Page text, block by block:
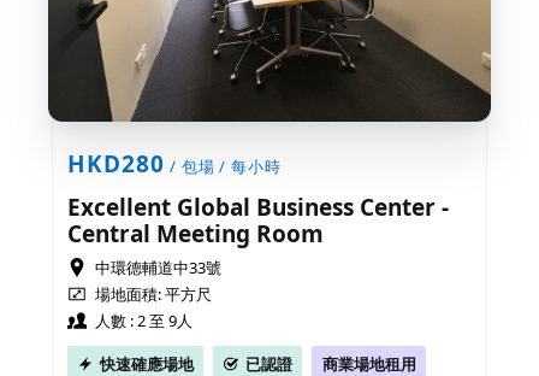
HKD280 / 包場 / 每小時
Excellent Global Business Center -
Central Meeting Room
中環德輔道中33號
場地面積: 平方尺
人數 : 2 至 9人
快速確應場地
已認證 商業場地租用